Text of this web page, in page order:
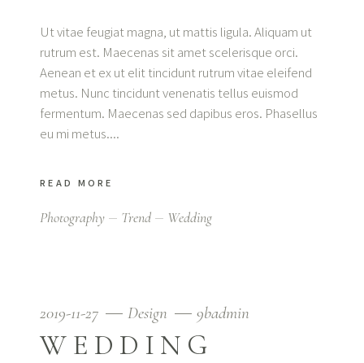
Ut vitae feugiat magna, ut mattis ligula. Aliquam ut
rutrum est. Maecenas sit amet scelerisque orci.
Aenean et ex ut elit tincidunt rutrum vitae eleifend
metus. Nunc tincidunt venenatis tellus euismod
fermentum. Maecenas sed dapibus eros. Phasellus
eu mi metus.
READ MORE
Photography Trend Wedding
2019-11-27 Design 9badmin
WEDDING